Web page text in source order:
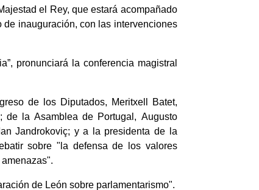
el Rey, que estará acompañado
inauguración, con las intervenciones
pronunciará la conferencia magistral
de los Diputados, Meritxell Batet,
de la Asamblea de Portugal, Augusto
Jandrokoviç; y a la presidenta de la
sobre "la defensa de los valores
de León sobre parlamentarismo".